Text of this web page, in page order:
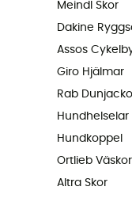
Meindl Skor
Dakine
Assos
Giro Hjälmar
Rab
Hundhelselar
Hundkoppel
Ortlieb Väskor
Altra Skor